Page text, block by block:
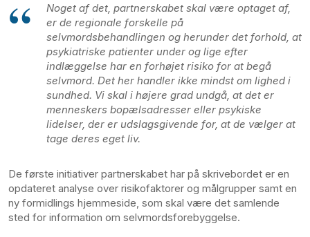
Noget af det, partnerskabet skal være optaget af,
er de regionale forskelle på
selvmordsbehandlingen og herunder det forhold, at
psykiatriske patienter under og lige efter
indlæggelse har en forhøjet risiko for at begå
selvmord. Det her handler ikke mindst om lighed i
sundhed. Vi skal i højere grad undgå, at det er
menneskers bopælsadresser eller psykiske
lidelser, der er udslagsgivende for, at de vælger at
tage deres eget liv.
De første initiativer partnerskabet har på skrivebordet er en
opdateret analyse over risikofaktorer og målgrupper samt en
ny formidlings hjemmeside, som skal være det samlende
sted for information om selvmordsforebyggelse.